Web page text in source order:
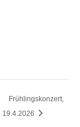
Frühlingskonzert,
19.4.2026